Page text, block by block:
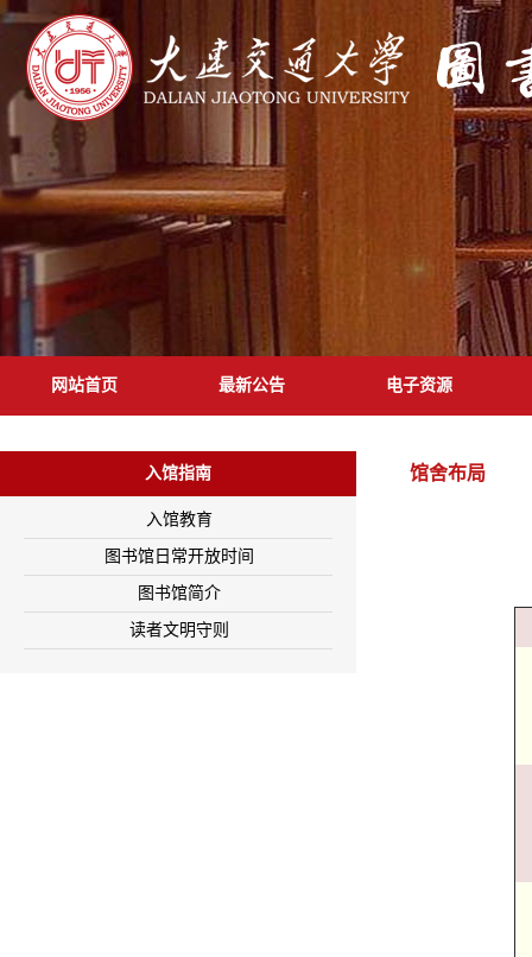
网站首页 最新公告 电子资源
入馆指南
入馆教育
图书馆日常开放时间
图书馆简介
读者文明守则
馆舍布局